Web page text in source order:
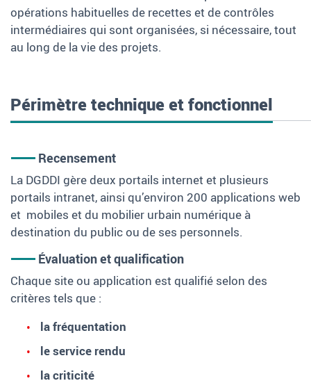
opérations habituelles de recettes et de contrôles
intermédiaires qui sont organisées, si nécessaire, tout
au long de la vie des projets.
Périmètre technique et fonctionnel
Recensement
La DGDDI gère deux portails internet et plusieurs
portails intranet, ainsi qu’environ 200 applications web
et mobiles et du mobilier urbain numérique à
destination du public ou de ses personnels.
Évaluation et qualification
Chaque site ou application est qualifié selon des
critères tels que :
la fréquentation
le service rendu
la criticité